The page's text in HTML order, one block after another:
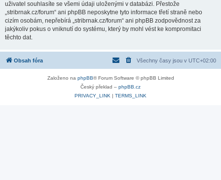
uživatel souhlasíte se všemi údaji uloženými v databázi. Přestože
„stribrnak.cz/forum“ ani phpBB neposkytne tyto informace třetí straně nebo
cizím osobám, nepřebírá „stribrnak.cz/forum“ ani phpBB zodpovědnost za
jakýkoliv pokus o vniknutí do systému, který by mohl vést ke kompromitaci
těchto dat.
Obsah fóra Všechny časy jsou v UTC+02:00
Založeno na phpBB® Forum Software © phpBB Limited
Český překlad – phpBB.cz
PRIVACY_LINK | TERMS_LINK